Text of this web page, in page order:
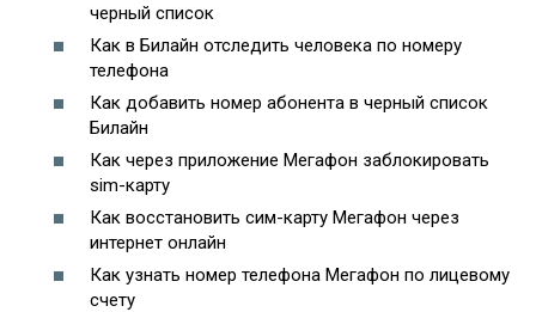
черный список
Как в Билайн отследить человека по номеру
телефона
Как добавить номер абонента в черный список
Билайн
Как через приложение Мегафон заблокировать
sim-карту
Как восстановить сим-карту Мегафон через
интернет онлайн
Как узнать номер телефона Мегафон по лицевому
счету